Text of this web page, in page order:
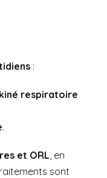
:
kiné respiratoire
.
et ORL, en
sont